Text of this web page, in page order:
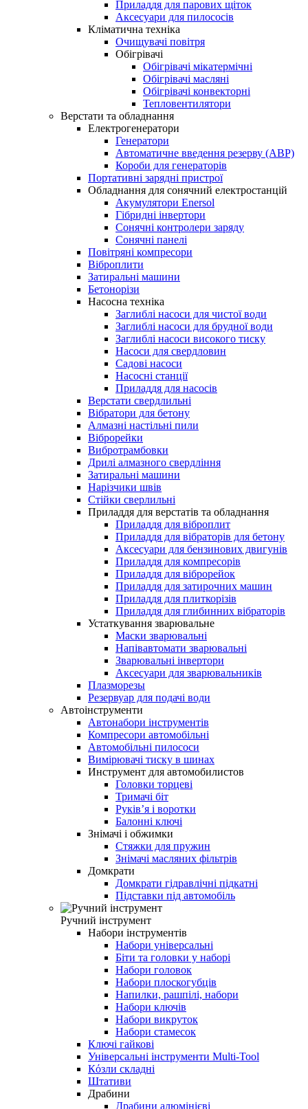
Приладдя для парових щіток
Аксесуари для пилососів
Кліматична техніка
Очищувачі повітря
Обігрівачі
Обігрівачі мікатермічні
Обігрівачі масляні
Обігрівачі конвекторні
Тепловентилятори
Верстати та обладнання
Електрогенератори
Генератори
Автоматичне введення резерву (АВР)
Короби для генераторів
Портативні зарядні пристрої
Обладнання для сонячний електростанцій
Акумулятори Enersol
Гібридні інвертори
Сонячні контролери заряду
Сонячні панелі
Повітряні компресори
Віброплити
Затиральні машини
Бетонорізи
Насосна техніка
Заглиблі насоси для чистої води
Заглиблі насоси для брудної води
Заглиблі насоси високого тиску
Насоси для свердловин
Садові насоси
Насосні станції
Приладдя для насосів
Верстати свердлильні
Вібратори для бетону
Алмазні настільні пили
Віброрейки
Вибротрамбовки
Дрилі алмазного свердління
Затиральні машини
Нарізчики швів
Стійки сверлильні
Приладдя для верстатів та обладнання
Приладдя для віброплит
Приладдя для вібраторів для бетону
Аксесуари для бензинових двигунів
Приладдя для компресорів
Приладдя для віброрейок
Приладдя для затирочниx машин
Приладдя для плиткорізів
Приладдя для глибинних вібраторів
Устаткування зварювальне
Маски зварювальні
Напівавтомати зварювальні
Зварювальні інвертори
Аксесуари для зварювальників
Плазморезы
Резервуар для подачі води
Автоінструменти
Автонабори інструментів
Компресори автомобільні
Автомобільні пилососи
Вимірювачі тиску в шинах
Инструмент для автомобилистов
Головки торцеві
Тримачі біт
Руківʼя і воротки
Балонні ключі
Знімачі і обжимки
Стяжки для пружин
Знімачі масляних фільтрів
Домкрати
Домкрати гідравлічні підкатні
Підставки під автомобіль
Ручний інструмент
Набори інструментів
Набори універсальні
Біти та головки у наборі
Набори головок
Набори плоскогубців
Напилки, рашпілі, набори
Набори ключів
Набори викруток
Набори стамесок
Ключі гайкові
Універсальні інструменти Multi-Tool
Кόзли складні
Штативи
Драбини
Драбини алюмінієві